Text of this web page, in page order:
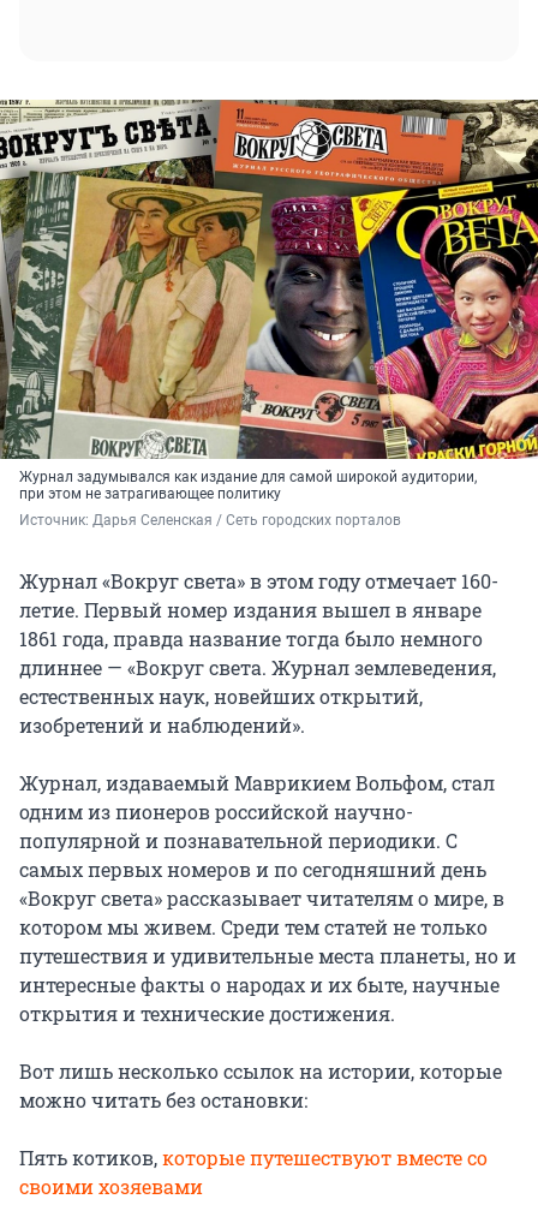
Журнал задумывался как издание для самой широкой аудитории,
при этом не затрагивающее политику
Источник: Дарья Селенская / Сеть городских порталов
Журнал «Вокруг света» в этом году отмечает 160-
летие. Первый номер издания вышел в январе
1861 года, правда название тогда было немного
длиннее — «Вокруг света. Журнал землеведения,
естественных наук, новейших открытий,
изобретений и наблюдений».
Журнал, издаваемый Маврикием Вольфом, стал
одним из пионеров российской научно-
популярной и познавательной периодики. С
самых первых номеров и по сегодняшний день
«Вокруг света» рассказывает читателям о мире, в
котором мы живем. Среди тем статей не только
путешествия и удивительные места планеты, но и
интересные факты о народах и их быте, научные
открытия и технические достижения.
Вот лишь несколько ссылок на истории, которые
можно читать без остановки:
Пять котиков,которые путешествуют вместе со
своими хозяевами